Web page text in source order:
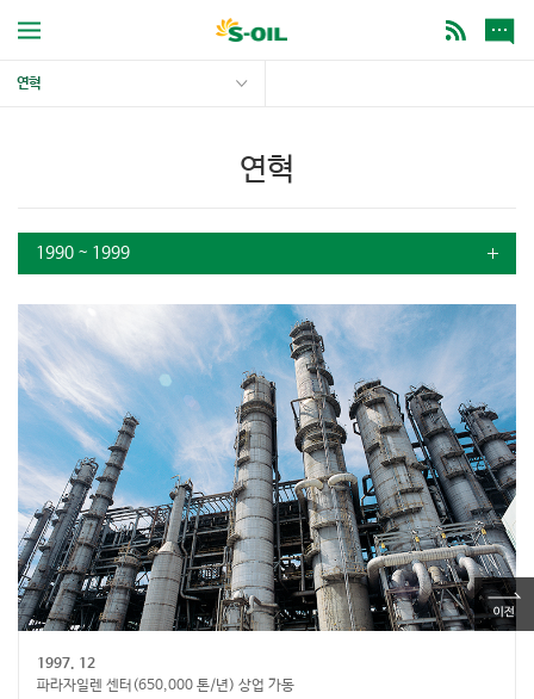
연혁
연혁
1990 ~ 1999
1997. 12
파라자일렌 센터(650,000 톤/년) 상업 가동